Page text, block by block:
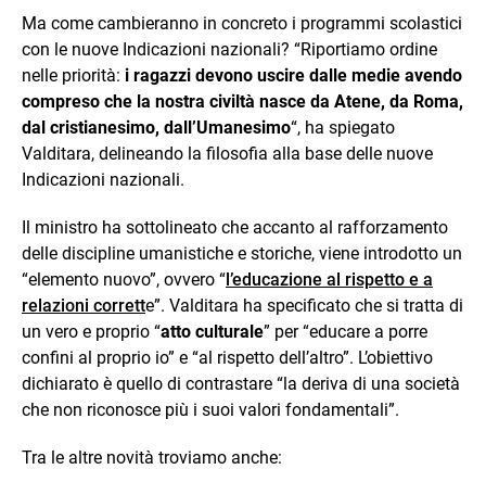
Ma come cambieranno in concreto i programmi scolastici
con le nuove Indicazioni nazionali? “Riportiamo ordine
nelle priorità: i ragazzi devono uscire dalle medie avendo
compreso che la nostra civiltà nasce da Atene, da Roma,
dal cristianesimo, dall’Umanesimo“, ha spiegato
Valditara, delineando la filosofia alla base delle nuove
Indicazioni nazionali.
Il ministro ha sottolineato che accanto al rafforzamento
delle discipline umanistiche e storiche, viene introdotto un
“elemento nuovo”, ovvero “l’educazione al rispetto e a
relazioni corrette”. Valditara ha specificato che si tratta di
un vero e proprio “atto culturale” per “educare a porre
confini al proprio io” e “al rispetto dell’altro”. L’obiettivo
dichiarato è quello di contrastare “la deriva di una società
che non riconosce più i suoi valori fondamentali”.
Tra le altre novità troviamo anche: